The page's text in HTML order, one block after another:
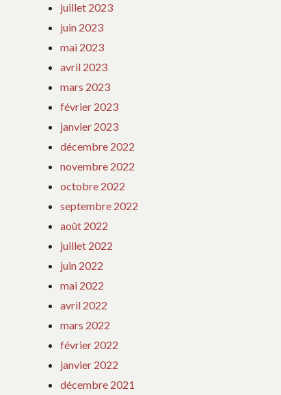
juillet 2023
juin 2023
mai 2023
avril 2023
mars 2023
février 2023
janvier 2023
décembre 2022
novembre 2022
octobre 2022
septembre 2022
août 2022
juillet 2022
juin 2022
mai 2022
avril 2022
mars 2022
février 2022
janvier 2022
décembre 2021